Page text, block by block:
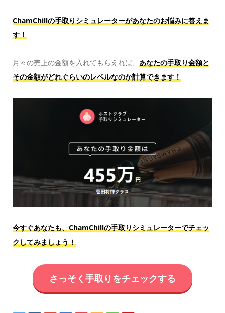
ChamChillの手取りシミュレーターがあなたのお悩みに答えま
す！
月々の売上の金額を入れてもらえれば、 あなたの手取り金額と
その金額がどれぐらいのレベルなのか計算できます！
今すぐあなたも、ChamChillの手取りシミュレーターでチェッ
クしてみましょう！
さっそく手取りをチェックする